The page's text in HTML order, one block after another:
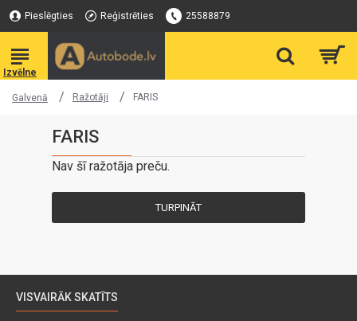
Pieslēgties Reģistrēties 25588879
Galvenā Ražotāji FARIS
FARIS
Nav šī ražotāja preču.
TURPINĀT
VISVAIRĀK SKATĪTS